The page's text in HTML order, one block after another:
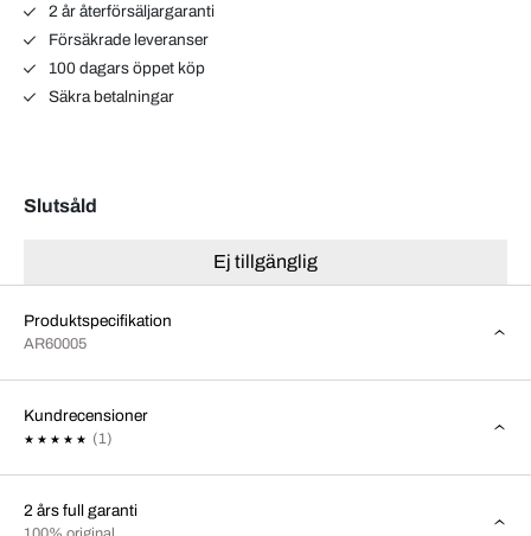
2 år återförsäljargaranti
Försäkrade leveranser
100 dagars öppet köp
Säkra betalningar
Slutsåld
Ej tillgänglig
Produktspecifikation
AR60005
Kundrecensioner
(1)
2 års full garanti